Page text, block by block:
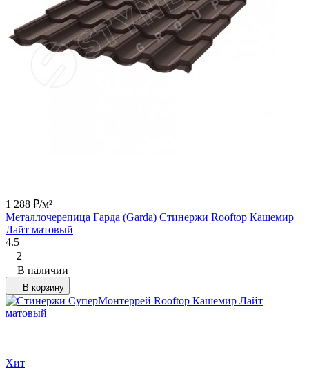
1 288 ₽/м²
Металлочерепица Гарда (Garda) Стинержи Rooftop Кашемир
Лайт матовый
4.5
2
В наличии
В корзину
Хит